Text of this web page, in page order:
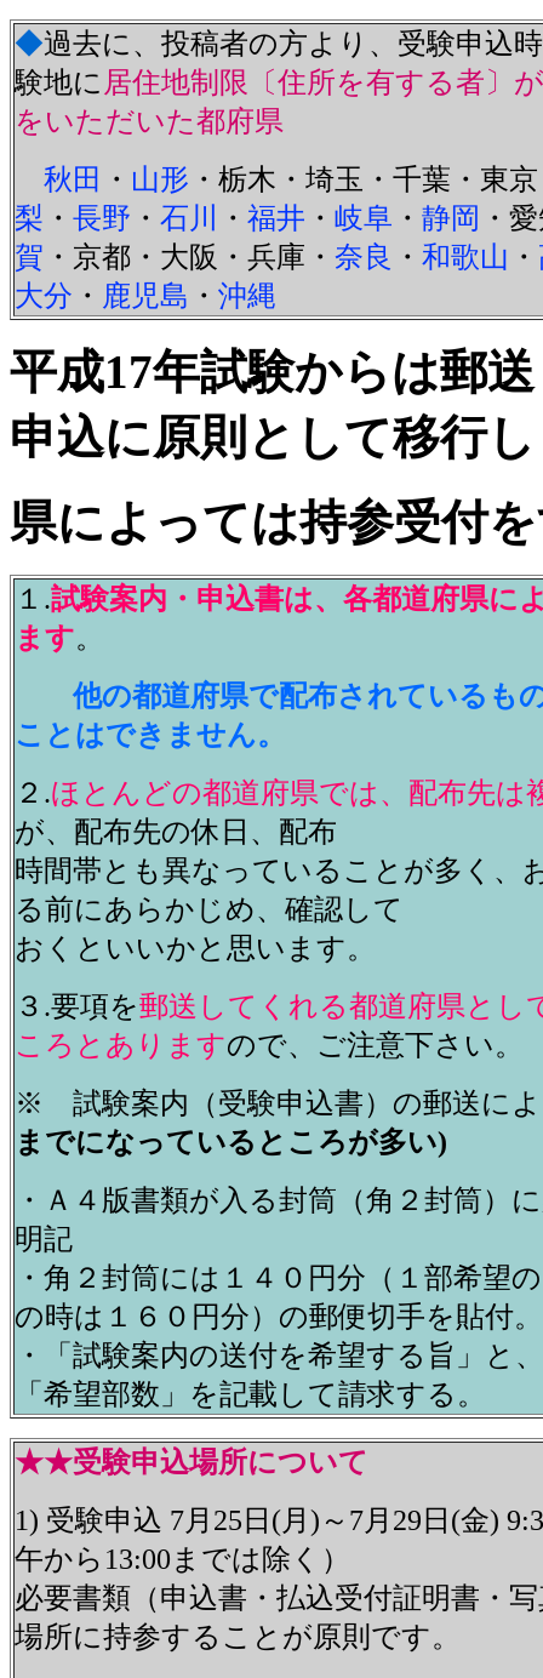
◆過去に、投稿者の方より、受験申込
験地に 居住地制限〔住所を有する者〕
をいただいた都府県
秋田 ・ 山形 ・栃木・埼玉・千葉・東
梨 ・ 長野 ・ 石川 ・ 福井 ・ 岐阜 ・ 静岡 ・
賀 ・ 京都・大阪・兵庫・ 奈良 ・ 和歌山 ・
大分 ・ 鹿児島 ・ 沖縄
平成17年試験からは郵
申込に原則として移行
県によっては持参受付
１.試験案内・申込書は、各都道府県に
ます。
他の都道府県で配布されているも
ことはできません。
２.ほとんどの都道府県では、配布先は
が、配布先の休日、配布
時間帯とも異なっていることが多く、
る前にあらかじめ、確認して
おくといいかと思います。
３.要項を郵送してくれる都道府県とし
ころとありますので、ご注意下さい。
※ 試験案内（受験申込書）の郵送に
までになっているところが多い)
・Ａ４版書類が入る封筒（角２封筒）
明記
・角２封筒には１４０円分（１部希望
の時は１６０円分）の郵便切手を貼付。
・「試験案内の送付を希望する旨」と
「希望部数」を記載して請求する。
★★受験申込場所について
1) 受験申込 7月25日(月)～7月29日(金)
午から13:00までは除く）
必要書類（申込書・払込受付証明書・
場所に持参することが原則です。